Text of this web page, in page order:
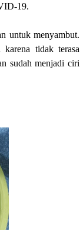
19.
untuk menyambut.
tidak terasa
sudah menjadi ciri